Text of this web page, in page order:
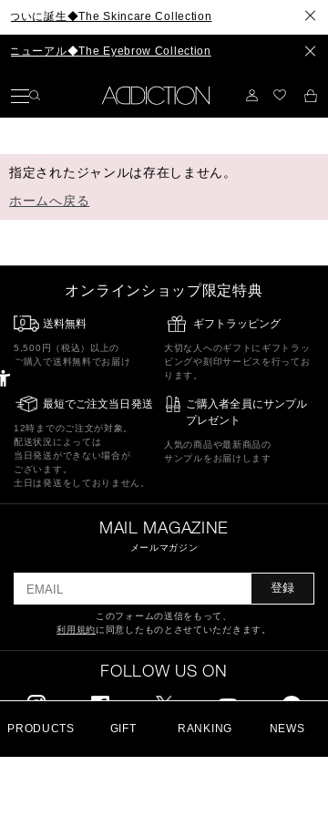
ついに誕生◆The Skincare Collection
ニューアル◆The Eyebrow Collection
指定されたジャンルは存在しません。
ホームへ戻る
PRODUCTS GIFT RANKING NEWS
オンラインショップ限定特典
送料無料
5,500円（税込）以上の
ご購入で送料無料でお届け
ギフトラッピング
大切な人へのギフトにギフトラッ
ピングや刻印サービスを行ってお
ります。
最短でご注文当日発送
12時までのご注文が対象。
配送状況によっては
当日発送ができない場合が
ございます。
土日は発送をしておりません。
ご購入者全員にサンプル
プレゼント
人気の商品や最新商品の
サンプルをお届けします
MAIL MAGAZINE
メールマガジン
登録
このフォームの送信をもって、
利用規約に同意したものとさせていただきます。
FOLLOW US ON